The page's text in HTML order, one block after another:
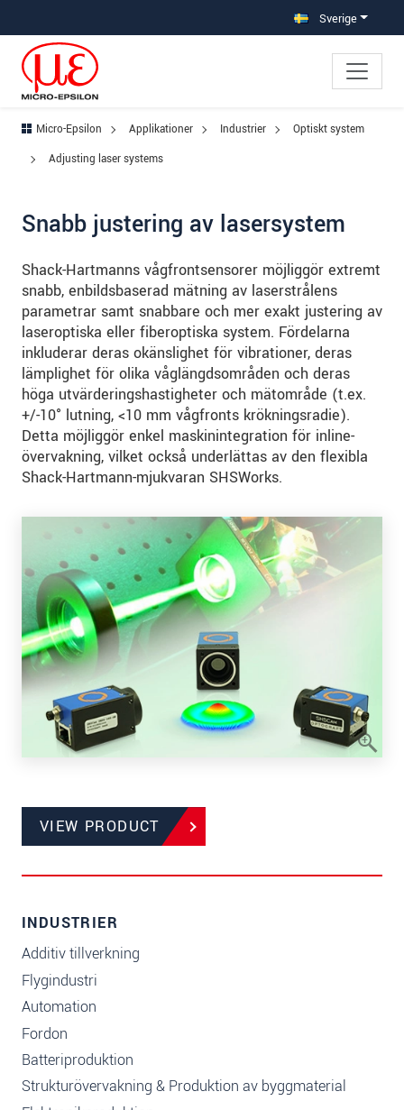
Sverige
Micro-Epsilon Applikationer Industrier
Optiskt system
Adjusting laser systems
Snabb justering av lasersystem
Shack-Hartmanns vågfrontsensorer möjliggör extremt
snabb, enbildsbaserad mätning av laserstrålens
parametrar samt snabbare och mer exakt justering av
laseroptiska eller fiberoptiska system. Fördelarna
inkluderar deras okänslighet för vibrationer, deras
lämplighet för olika våglängdsområden och deras
höga utvärderingshastigheter och mätområde (t.ex.
+/-10° lutning, <10 mm vågfronts krökningsradie).
Detta möjliggör enkel maskinintegration för inline-
övervakning, vilket också underlättas av den flexibla
Shack-Hartmann-mjukvaran SHSWorks.
VIEW PRODUCT
INDUSTRIER
Additiv tillverkning
Flygindustri
Automation
Fordon
Batteriproduktion
Strukturövervakning & Produktion av byggmaterial